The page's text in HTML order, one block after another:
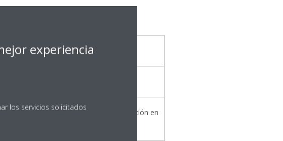
Sonido
Sonido de hojas de árboles, habitación en
experiencia
los servicios solicitados